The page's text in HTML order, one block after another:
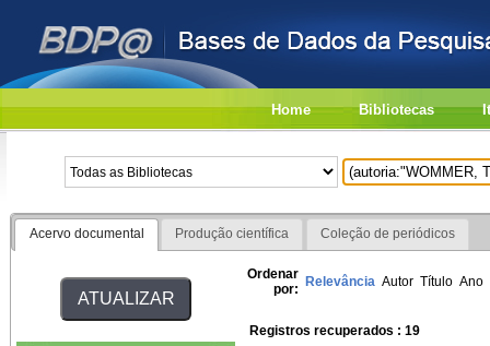
Home Bibliotecas
Acervo documental Produção científica Coleção de periódicos
Ordenar
por: Relevância Autor Título Ano
Registros recuperados : 19